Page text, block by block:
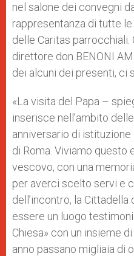
nel salone dei convegni
rappresentanza di tutte
delle Caritas parrocchiali.
direttore don BENONI
dei alcuni dei presenti, ci
«La visita del Papa –
inserisce nell’ambito
anniversario di istituzione
di Roma. Viviamo questo
vescovo, con una
per averci scelto servi e
dell’incontro, la Cittadella
essere un luogo
Chiesa» con un insieme
anno passano migliaia di